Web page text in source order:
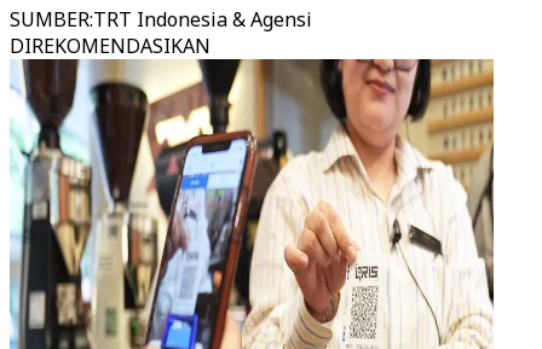
SUMBER:TRT Indonesia & Agensi
DIREKOMENDASIKAN